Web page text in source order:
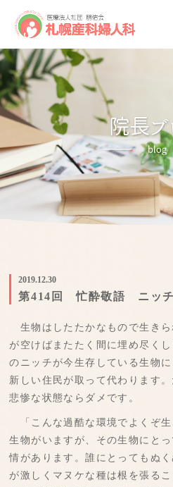
2019.12.30
第414回 忙酔敬語 ニッチ
生物はしたたかなもので生き
が空けばまたたく間に埋め尽く
のニッチが今生存している生物
新しい住民が取って代わります
悲惨な状態ならダメです。
「こんな過酷な環境でよくぞ生
生物がいますが、その生物にと
情があります。誰にとってもぬ
が激しくマヌケな種は根を張る